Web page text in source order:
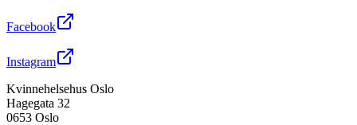
Facebook
Instagram
Kvinnehelsehus Oslo
Hagegata 32
0653 Oslo